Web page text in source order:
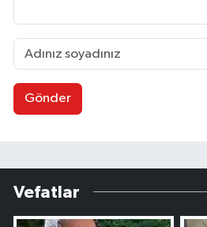
Gönder
Vefatlar